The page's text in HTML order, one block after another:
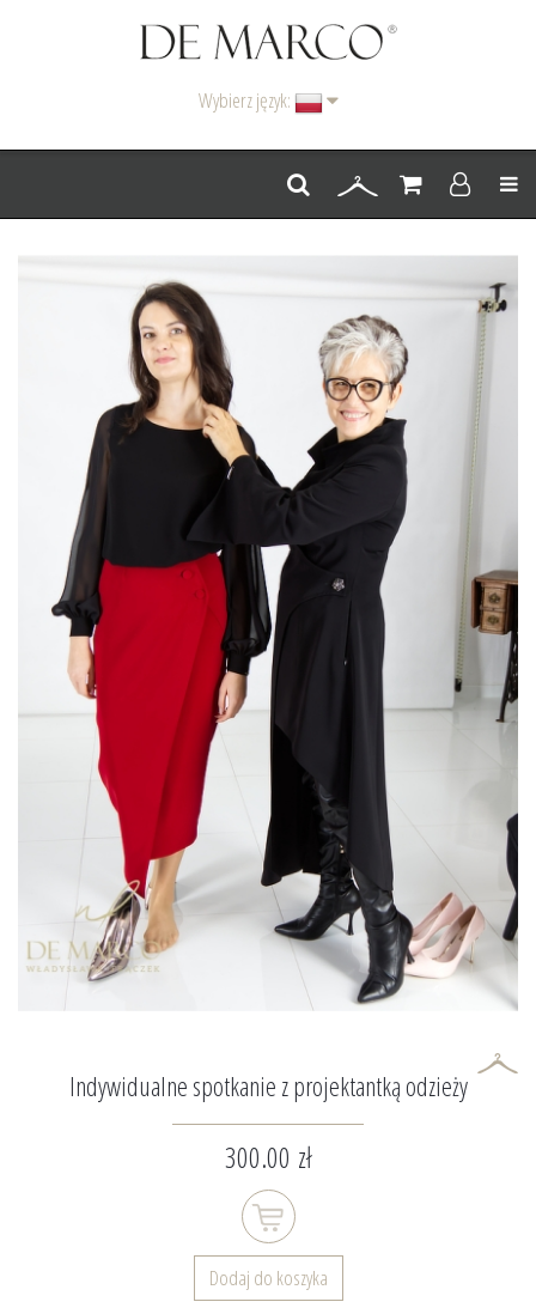
Wybierz język:
Menu
Indywidualne spotkanie z projektantką odzieży
300.00 zł
Dodaj do koszyka